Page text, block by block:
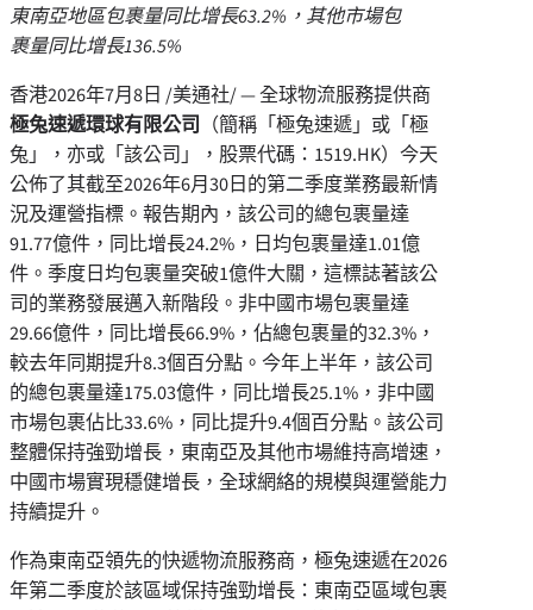
東南亞地區包裹量同比增長63.2%，其他市場包
裹量同比增長136.5%
香港2026年7月8日 /美通社/ — 全球物流服務提供商
極兔速遞環球有限公司 （簡稱「極兔速遞」或「極
兔」，亦或「該公司」，股票代碼：1519.HK）今天
公佈了其截至2026年6月30日的第二季度業務最新情
況及運營指標。報告期內，該公司的總包裹量達
91.77億件，同比增長24.2%，日均包裹量達1.01億
件。季度日均包裹量突破1億件大關，這標誌著該公
司的業務發展邁入新階段。非中國市場包裹量達
29.66億件，同比增長66.9%，佔總包裹量的32.3%，
較去年同期提升8.3個百分點。今年上半年，該公司
的總包裹量達175.03億件，同比增長25.1%，非中國
市場包裹佔比33.6%，同比提升9.4個百分點。該公司
整體保持強勁增長，東南亞及其他市場維持高增速，
中國市場實現穩健增長，全球網絡的規模與運營能力
持續提升。
作為東南亞領先的快遞物流服務商，極兔速遞在2026
年第二季度於該區域保持強勁增長：東南亞區域包裹